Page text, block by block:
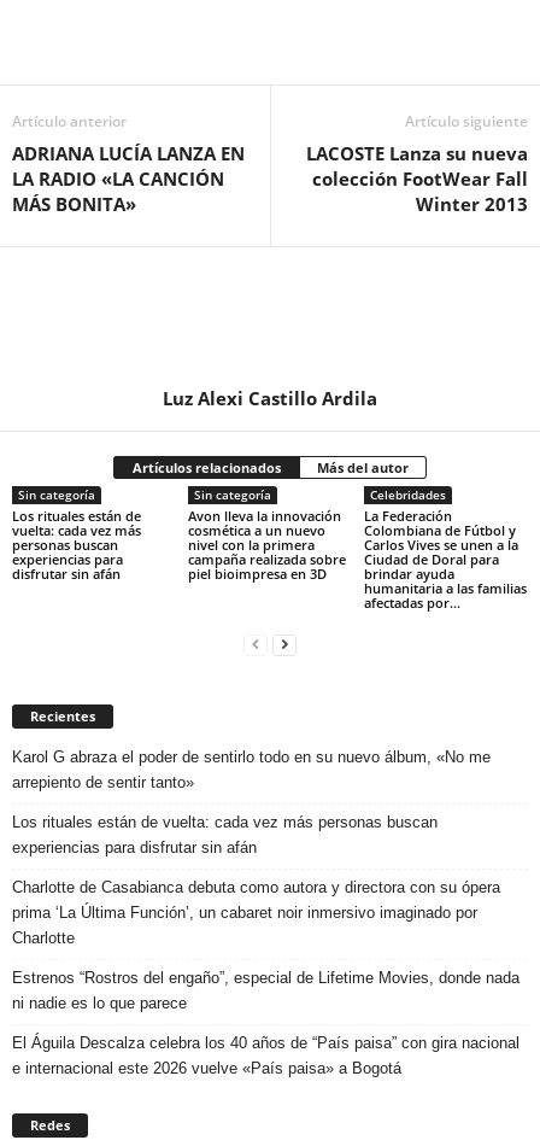
Artículo anterior
ADRIANA LUCÍA LANZA EN
LA RADIO «LA CANCIÓN
MÁS BONITA»
Artículo siguiente
LACOSTE Lanza su nueva
colección FootWear Fall
Winter 2013
Luz Alexi Castillo Ardila
Artículos relacionados Más del autor
Sin categoría
Los rituales están de
vuelta: cada vez más
personas buscan
experiencias para
disfrutar sin afán
Sin categoría
Avon lleva la innovación
cosmética a un nuevo
nivel con la primera
campaña realizada sobre
piel bioimpresa en 3D
Celebridades
La Federación
Colombiana de Fútbol y
Carlos Vives se unen a la
Ciudad de Doral para
brindar ayuda
humanitaria a las familias
afectadas por...
Recientes
Karol G abraza el poder de sentirlo todo en su nuevo álbum, «No me
arrepiento de sentir tanto»
Los rituales están de vuelta: cada vez más personas buscan
experiencias para disfrutar sin afán
Charlotte de Casabianca debuta como autora y directora con su ópera
prima ‘La Última Función’, un cabaret noir inmersivo imaginado por
Charlotte
Estrenos “Rostros del engaño”, especial de Lifetime Movies, donde nada
ni nadie es lo que parece
El Águila Descalza celebra los 40 años de “País paisa” con gira nacional
e internacional este 2026 vuelve «País paisa» a Bogotá
Redes